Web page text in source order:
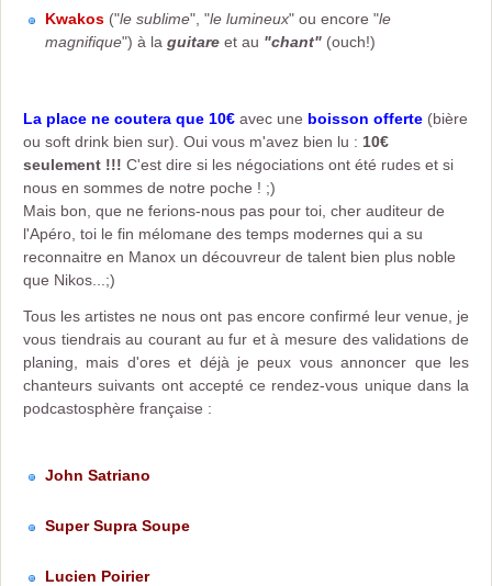
Kwakos ("le sublime", "le lumineux" ou encore "le
magnifique") à la guitare et au "chant" (ouch!)
La place ne coutera que 10€ avec une boisson offerte (bière
ou soft drink bien sur). Oui vous m'avez bien lu : 10€
seulement !!! C'est dire si les négociations ont été rudes et si
nous en sommes de notre poche ! ;)
Mais bon, que ne ferions-nous pas pour toi, cher auditeur de
l'Apéro, toi le fin mélomane des temps modernes qui a su
reconnaitre en Manox un découvreur de talent bien plus noble
que Nikos...;)
Tous les artistes ne nous ont pas encore confirmé leur venue, je
vous tiendrais au courant au fur et à mesure des validations de
planing, mais d'ores et déjà je peux vous annoncer que les
chanteurs suivants ont accepté ce rendez-vous unique dans la
podcastosphère française :
John Satriano
Super Supra Soupe
Lucien Poirier